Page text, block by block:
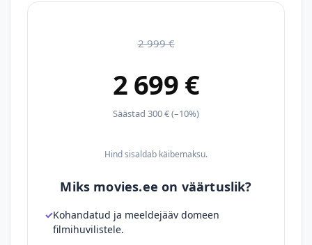
2 999 €
2 699 €
Säästad 300 € (–10%)
Hind sisaldab käibemaksu.
Miks movies.ee on väärtuslik?
Kohandatud ja meeldejääv domeen
filmihuvilistele.